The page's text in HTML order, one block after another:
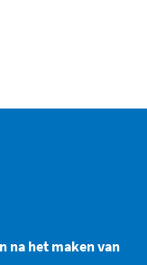
na het maken van